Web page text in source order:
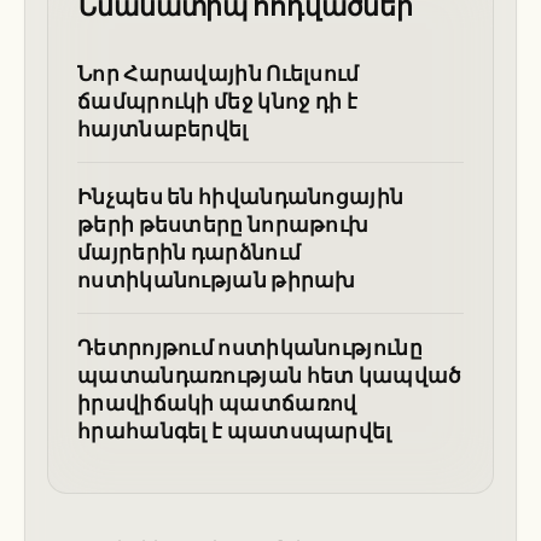
Նոր Հարավային Ուելսում
ճամպրուկի մեջ կնոջ դի է
հայտնաբերվել
Ինչպես են հիվանդանոցային
թերի թեստերը նորաթուխ
մայրերին դարձնում
ոստիկանության թիրախ
Դետրոյթում ոստիկանությունը
պատանդառության հետ կապված
իրավիճակի պատճառով
հրահանգել է պատսպարվել